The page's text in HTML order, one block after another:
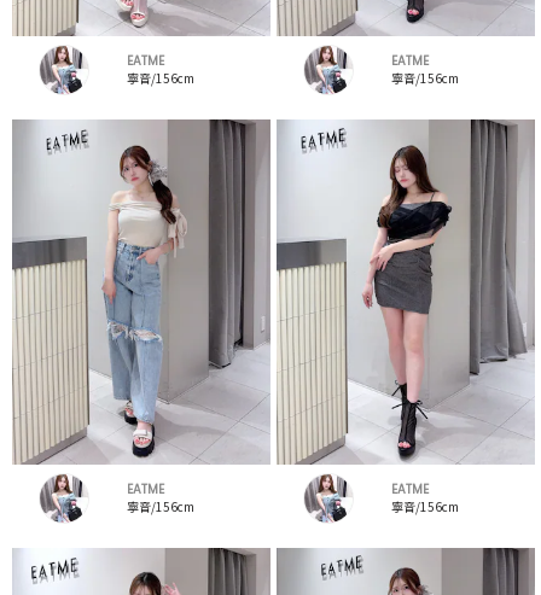
EATME
寧音/156cm
EATME
寧音/156cm
EATME
寧音/156cm
EATME
寧音/156cm